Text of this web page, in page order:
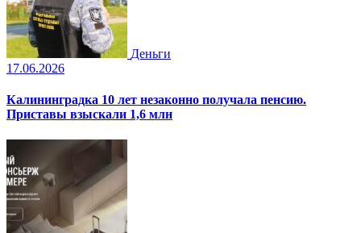
Деньги
17.06.2026
Калининградка 10 лет незаконно получала пенсию.
Приставы взыскали 1,6 млн